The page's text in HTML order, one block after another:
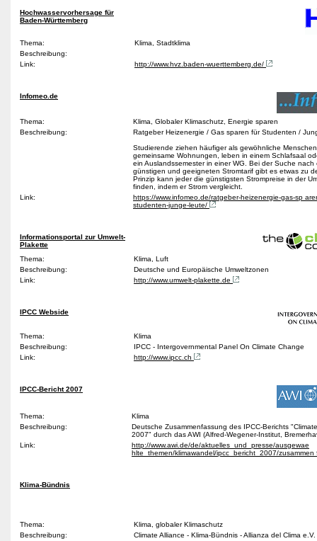
Hochwasservorhersage für
Baden-Württemberg
Thema:
Klima, Stadtklima
Beschreibung:
Link:
http://www.hvz.baden-wuerttemberg.de/
Infomeo.de
Thema:
Klima, Globaler Klimaschutz, Energie sparen
Beschreibung:
Ratgeber Heizenergie / Gas sparen für Studenten /
Studierende ziehen häufiger als gewöhnliche
gemeinsame Wohnungen, leben in einem Schlafsaal
ein Auslandssemester in einer WG. Bei der Suche nach
günstigen und geeigneten Stromtarif gibt es etwas zu
Prinzip kann jeder die günstigsten Strompreise in der
finden, indem er Strom vergleicht.
Link:
https://www.infomeo.de/ratgeber-heizenergie-gas-sp
studenten-junge-leute/
Informationsportal zur Umwelt-
Plakette
Thema:
Klima, Luft
Beschreibung:
Deutsche und Europäische Umweltzonen
Link:
http://www.umwelt-plakette.de
IPCC Webside
Thema:
Klima
Beschreibung:
IPCC - Intergovernmental Panel On Climate Change
Link:
http://www.ipcc.ch
IPCC-Bericht 2007
Thema:
Klima
Beschreibung:
Deutsche Zusammenfassung des IPCC-Berichts
2007" durch das AWI (Alfred-Wegener-Institut,
Link:
http://www.awi.de/de/aktuelles_und_presse/ausgewae
hlte_themen/klimawandel/ipcc_bericht_2007/
Klima-Bündnis
Thema:
Klima, globaler Klimaschutz
Beschreibung:
Climate Alliance - Klima-Bündnis - Allianza del Clima e.V.